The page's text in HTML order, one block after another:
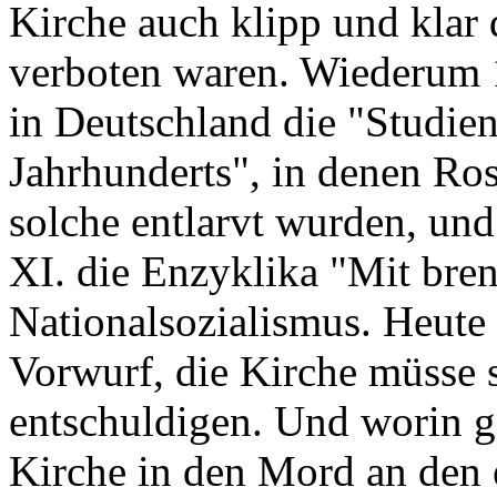
Kirche auch klipp und klar
verboten waren.
in Deutschland die
Jahrhunderts", in denen
solche entlarvt wurden,
XI. die Enzyklika "Mit
Nationalsozialismus.
Vorwurf, die Kirche
entschuldigen. Und worin
Kirche in den Mord an den